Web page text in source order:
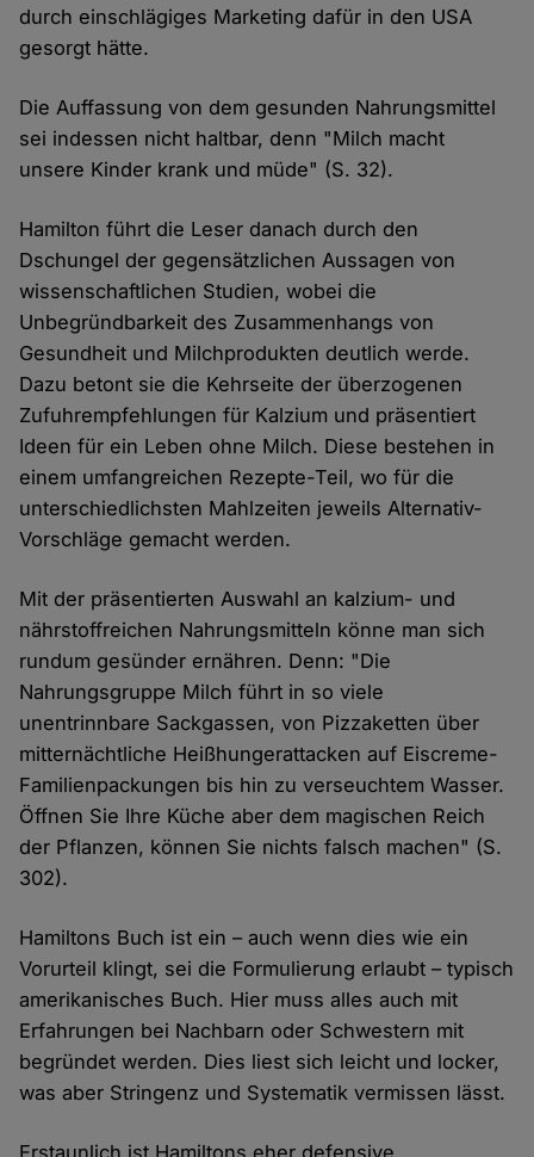
durch einschlägiges Marketing dafür in den USA
gesorgt hätte.
Die Auffassung von dem gesunden Nahrungsmittel
sei indessen nicht haltbar, denn "Milch macht
unsere Kinder krank und müde" (S. 32).
Hamilton führt die Leser danach durch den
Dschungel der gegensätzlichen Aussagen von
wissenschaftlichen Studien, wobei die
Unbegründbarkeit des Zusammenhangs von
Gesundheit und Milchprodukten deutlich werde.
Dazu betont sie die Kehrseite der überzogenen
Zufuhrempfehlungen für Kalzium und präsentiert
Ideen für ein Leben ohne Milch. Diese bestehen in
einem umfangreichen Rezepte-Teil, wo für die
unterschiedlichsten Mahlzeiten jeweils Alternativ-
Vorschläge gemacht werden.
Mit der präsentierten Auswahl an kalzium- und
nährstoffreichen Nahrungsmitteln könne man sich
rundum gesünder ernähren. Denn: "Die
Nahrungsgruppe Milch führt in so viele
unentrinnbare Sackgassen, von Pizzaketten über
mitternächtliche Heißhungerattacken auf Eiscreme-
Familienpackungen bis hin zu verseuchtem Wasser.
Öffnen Sie Ihre Küche aber dem magischen Reich
der Pflanzen, können Sie nichts falsch machen" (S.
302).
Hamiltons Buch ist ein – auch wenn dies wie ein
Vorurteil klingt, sei die Formulierung erlaubt – typisch
amerikanisches Buch. Hier muss alles auch mit
Erfahrungen bei Nachbarn oder Schwestern mit
begründet werden. Dies liest sich leicht und locker,
was aber Stringenz und Systematik vermissen lässt.